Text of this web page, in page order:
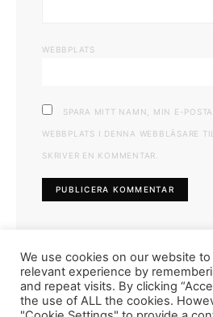
WEBBPLATS
SPARA MITT NAMN, MIN E-
WEBBPLATS I DENNA WEBBLÄSARE
SKRIVER EN KOMMENTAR.
We use cookies on our website
relevant experience by
and repeat visits. By clicking
the use of ALL the cookies.